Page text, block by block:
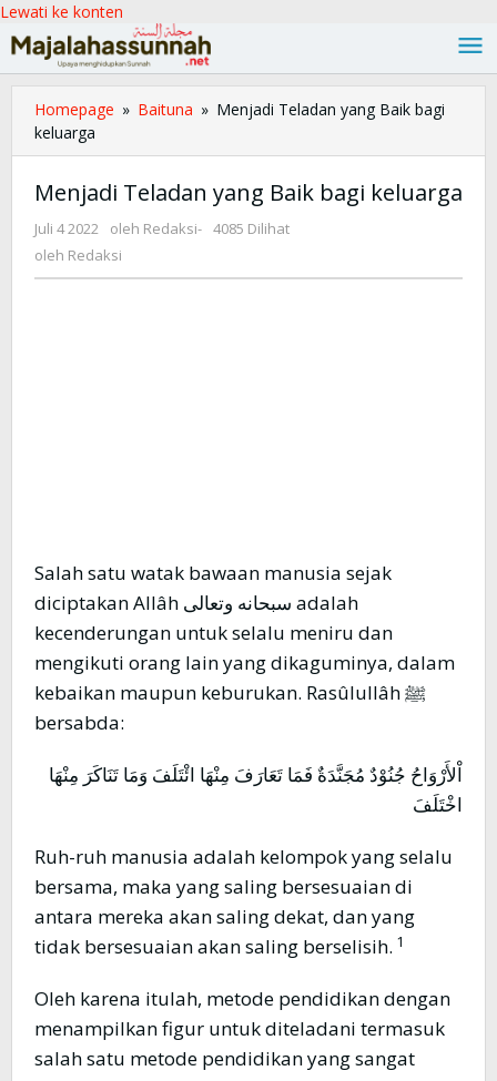
Lewati ke konten
Homepage » Baituna » Menjadi Teladan yang Baik bagi
keluarga
Menjadi Teladan yang Baik bagi keluarga
Juli 4 2022 oleh Redaksi- 4085 Dilihat
oleh Redaksi
Salah satu watak bawaan manusia sejak
diciptakan Allâh سبحانه وتعالى adalah
kecenderungan untuk selalu meniru dan
mengikuti orang lain yang dikaguminya, dalam
kebaikan maupun keburukan. Rasûlullâh ﷺ
bersabda:
اْلأَرْوَاحُ جُنُوْدٌ مُجَنَّدَةٌ فَمَا تَعَارَفَ مِنْهَا ائْتَلَفَ وَمَا تَنَاكَرَ مِنْهَا
اخْتَلَفَ
Ruh-ruh manusia adalah kelompok yang selalu
bersama, maka yang saling bersesuaian di
antara mereka akan saling dekat, dan yang
tidak bersesuaian akan saling berselisih. 1
Oleh karena itulah, metode pendidikan dengan
menampilkan figur untuk diteladani termasuk
salah satu metode pendidikan yang sangat